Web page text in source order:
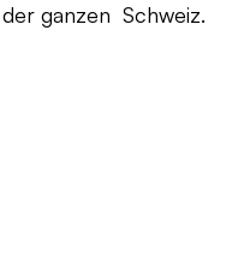
ganzen Schweiz.